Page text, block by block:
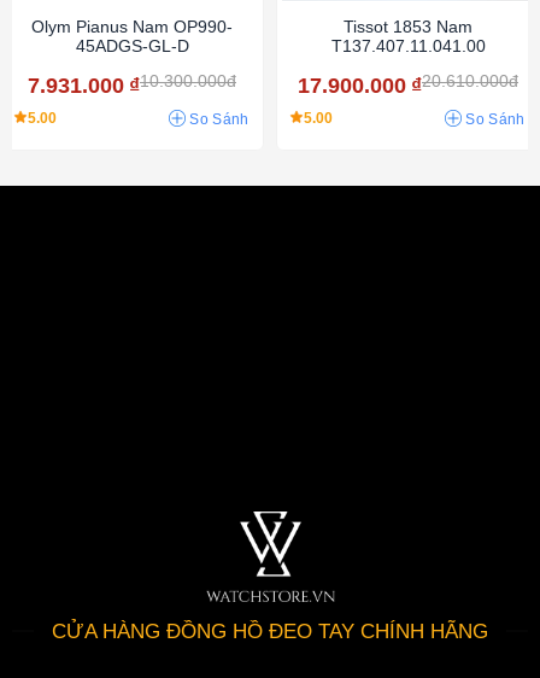
Olym Pianus Nam OP990-
45ADGS-GL-D
7.931.000 ₫10.300.000đ
5.00 So Sánh
Tissot 1853 Nam
T137.407.11.041.00
17.900.000 ₫20.610.000đ
5.00 So Sánh
CỬA HÀNG ĐỒNG HỒ ĐEO TAY CHÍNH HÃNG